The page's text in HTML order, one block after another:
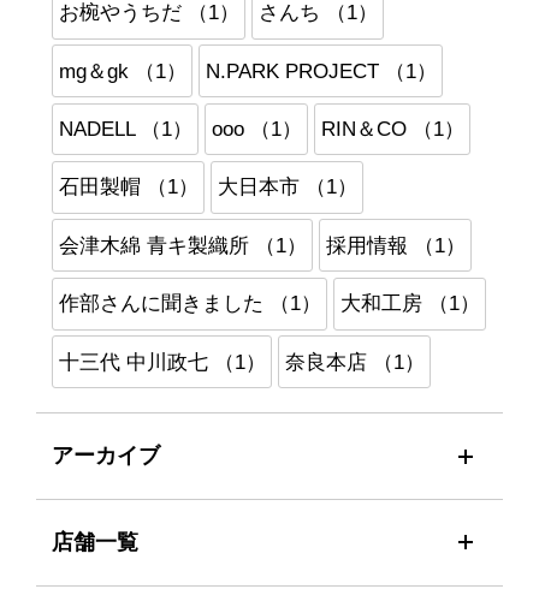
お椀やうちだ （1） さんち （1）
mg＆gk （1） N.PARK PROJECT （1）
NADELL （1） ooo （1） RIN＆CO （1）
石田製帽 （1） 大日本市 （1）
会津木綿 青キ製織所 （1） 採用情報 （1）
作部さんに聞きました （1） 大和工房 （1）
十三代 中川政七 （1） 奈良本店 （1）
アーカイブ
店舗一覧